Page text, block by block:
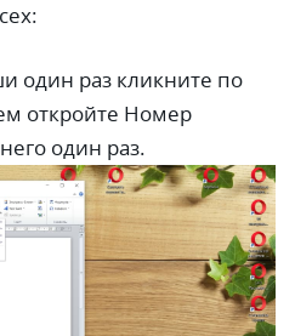
один раз кликните по
откройте Номер
один раз.